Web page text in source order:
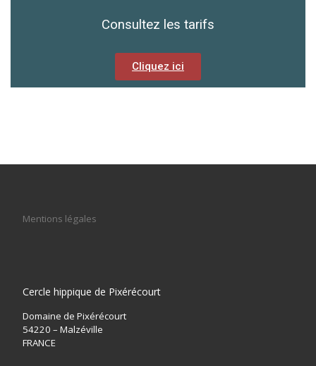
Consultez les tarifs
Cliquez ici
Mentions légales
Cercle hippique de Pixérécourt
Domaine de Pixérécourt
54220 – Malzéville
FRANCE